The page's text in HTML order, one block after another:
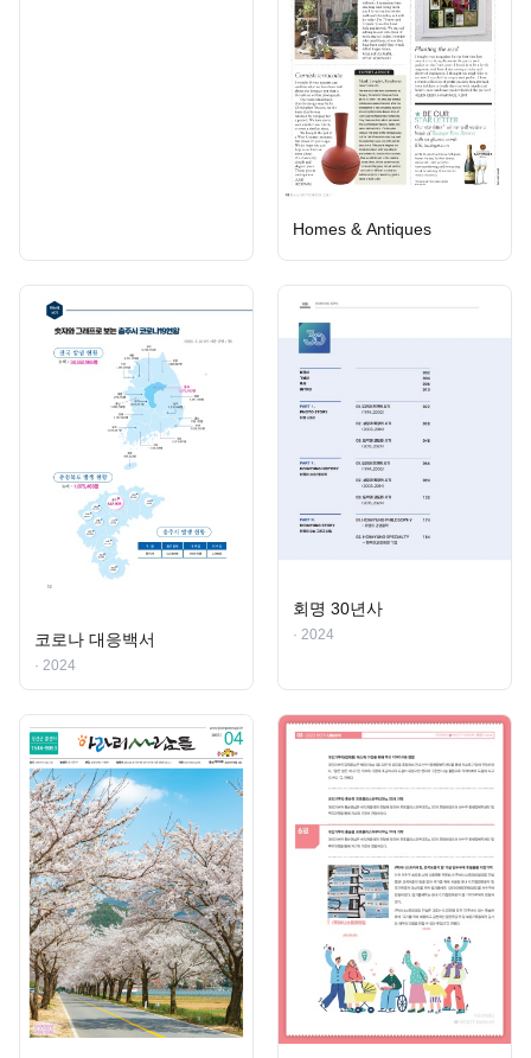
Homes & Antiques
코로나 대응백서
· 2024
회명 30년사
· 2024